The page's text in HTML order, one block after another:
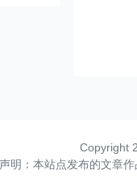
Copyright
声明：本站点发布的文章